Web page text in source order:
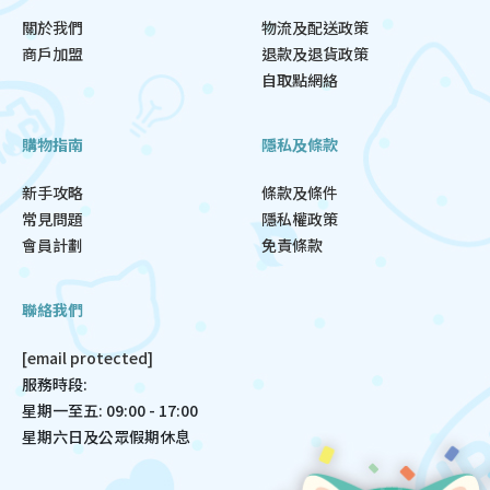
關於我們
商戶加盟
物流及配送政策
退款及退貨政策
自取點網絡
購物指南
新手攻略
常見問題
會員計劃
隱私及條款
條款及條件
隱私權政策
免責條款
聯絡我們
[email protected]
服務時段:
星期一至五: 09:00 - 17:00
星期六日及公眾假期休息